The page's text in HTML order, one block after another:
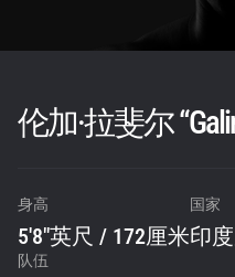
伦加·拉斐尔
身高
5'8"英尺 / 172厘米
国家
印
队伍